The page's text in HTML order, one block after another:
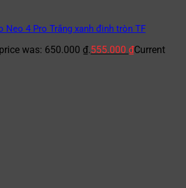
Neo 4 Pro Trắng xanh đinh tròn TF
was: 650.000 ₫.555.000 ₫Current